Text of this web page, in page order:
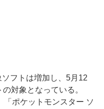
フトは増加し、5月12
対象となっている。
「ポケットモンスター ソ